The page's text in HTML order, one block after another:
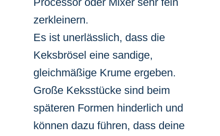
zerkleinern.
Es ist unerlässlich, dass die
Keksbrösel eine sandige,
gleichmäßige Krume ergeben.
Große Keksstücke sind beim
späteren Formen hinderlich und
können dazu führen, dass deine